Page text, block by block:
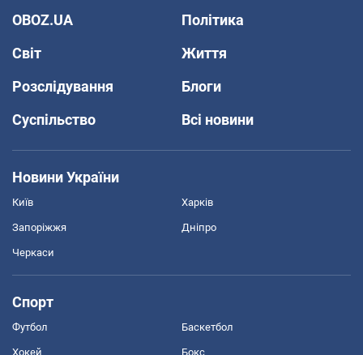
OBOZ.UA
Політика
Світ
Життя
Розслідування
Блоги
Суспільство
Всі новини
Новини України
Київ Харків
Запоріжжя Дніпро
Черкаси
Спорт
Футбол Баскетбол
Хокей Бокс